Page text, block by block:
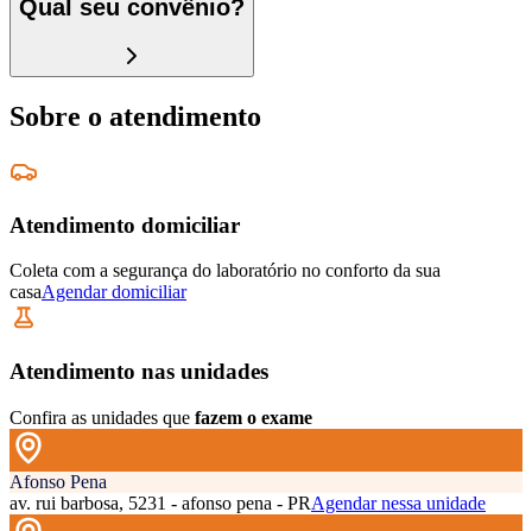
Qual seu convênio?
Sobre o atendimento
Atendimento domiciliar
Coleta com a segurança do laboratório no conforto da sua
casaAgendar domiciliar
Atendimento nas unidades
Confira as unidades que fazem o exame
Afonso Pena
av. rui barbosa, 5231 - afonso pena - PRAgendar nessa unidade